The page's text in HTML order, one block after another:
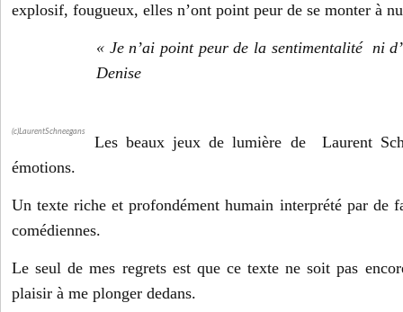
explosif, fougueux, elles n’ont point peur de se monter à
« Je n’ai point peur de la sentimentalité ni
Denise
(c)LaurentSchneegans
Les beaux jeux de lumière de Laurent
émotions.
Un texte riche et profondément humain interprété par de
comédiennes.
Le seul de mes regrets est que ce texte ne soit pas
plaisir à me plonger dedans.